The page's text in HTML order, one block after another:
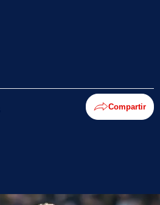
Compartir